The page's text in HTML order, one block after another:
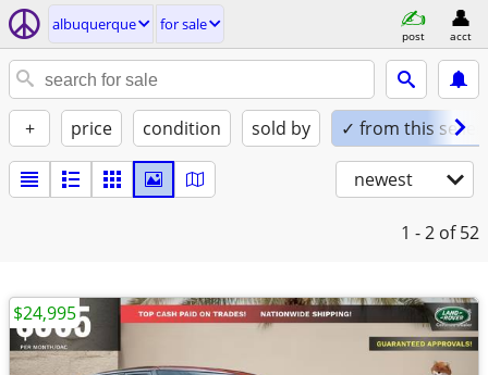
albuquerque for sale
post acct
+ price condition sold by ✓ from this seller
newest
1 - 2 of 52
$24,995